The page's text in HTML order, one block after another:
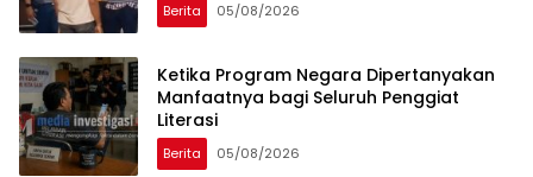
Berita 05/08/2026
Ketika Program Negara Dipertanyakan
Manfaatnya bagi Seluruh Penggiat
Literasi
Berita 05/08/2026